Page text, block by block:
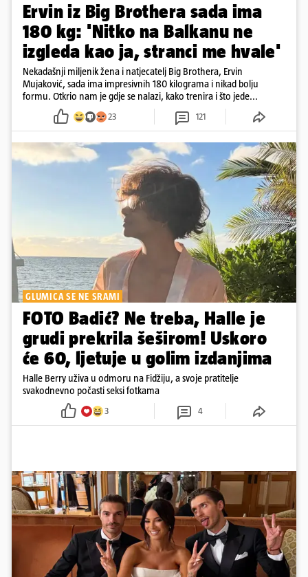
Ervin iz Big Brothera sada ima
180 kg: 'Nitko na Balkanu ne
izgleda kao ja, stranci me hvale'
Nekadašnji miljenik žena i natjecatelj Big Brothera, Ervin
Mujaković, sada ima impresivnih 180 kilograma i nikad bolju
formu. Otkrio nam je gdje se nalazi, kako trenira i što jede...
23 121
GLUMICA SE NE SRAMI
FOTO Badić? Ne treba, Halle je
grudi prekrila šeširom! Uskoro
će 60, ljetuje u golim izdanjima
Halle Berry uživa u odmoru na Fidžiju, a svoje pratitelje
svakodnevno počasti seksi fotkama
3 4